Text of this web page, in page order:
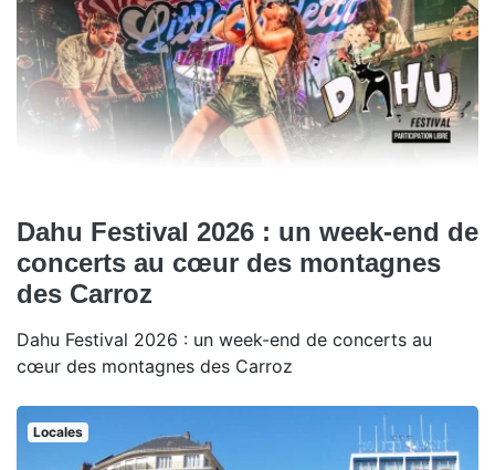
Dahu Festival 2026 : un week-end de
concerts au cœur des montagnes
des Carroz
Dahu Festival 2026 : un week-end de concerts au
cœur des montagnes des Carroz
Locales